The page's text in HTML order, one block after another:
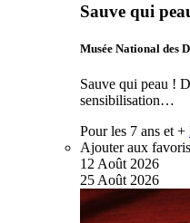
Sauve qui
Musée National des
Sauve qui peau !
sensibilisation…
Pour les 7 ans et +
Ajouter aux favoris
12 Août 2026
25 Août 2026